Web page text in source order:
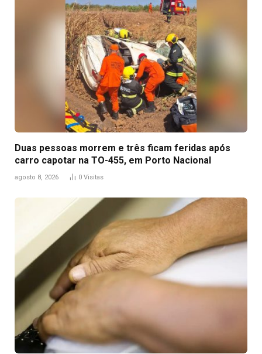
Duas pessoas morrem e três ficam feridas após
carro capotar na TO-455, em Porto Nacional
agosto 8, 2026 0 Visitas